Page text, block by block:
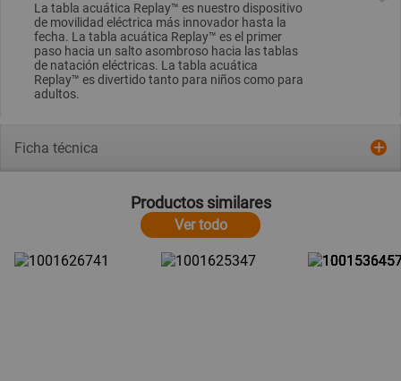
La tabla acuática Replay™ es nuestro dispositivo
de movilidad eléctrica más innovador hasta la
fecha. La tabla acuática Replay™ es el primer
paso hacia un salto asombroso hacia las tablas
de natación eléctricas. La tabla acuática
Replay™ es divertido tanto para niños como para
adultos.
Ficha técnica
Productos similares
Ver todo